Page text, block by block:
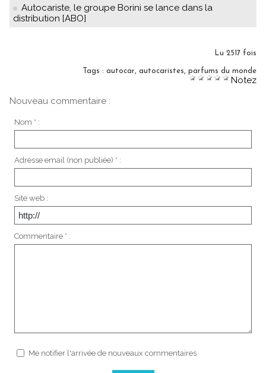
Autocariste, le groupe Borini se lance dans la
distribution [ABO]
Lu 2517 fois
Tags : autocar, autocaristes, parfums du monde
Notez
Nouveau commentaire :
Nom * :
Adresse email (non publiée) * :
Site web :
Commentaire * :
Me notifier l'arrivée de nouveaux commentaires